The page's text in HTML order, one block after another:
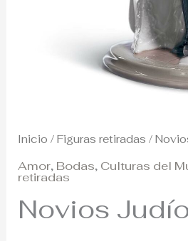
Inicio /Figuras retiradas /
Amor, Bodas, Culturas del
retiradas
Novios